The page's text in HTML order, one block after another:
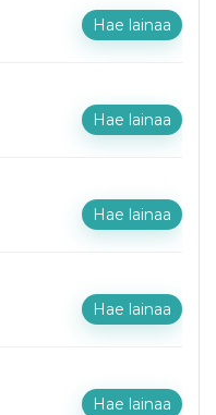
Hae lainaa
Hae lainaa
Hae lainaa
Hae lainaa
Hae lainaa